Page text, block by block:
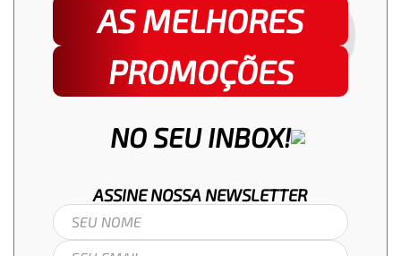
AS MELHORES
PROMOÇÕES
NO SEU INBOX!
ASSINE NOSSA NEWSLETTER